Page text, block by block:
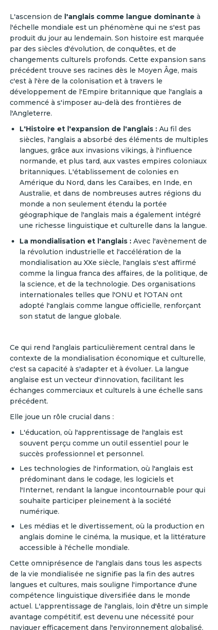
L'ascension de l'anglais comme langue dominante à
l'échelle mondiale est un phénomène qui ne s'est pas
produit du jour au lendemain. Son histoire est marquée
par des siècles d'évolution, de conquêtes, et de
changements culturels profonds. Cette expansion sans
précédent trouve ses racines dès le Moyen Âge, mais
c'est à l'ère de la colonisation et à travers le
développement de l'Empire britannique que l'anglais a
commencé à s'imposer au-delà des frontières de
l'Angleterre.
L'Histoire et l'expansion de l'anglais : Au fil des
siècles, l'anglais a absorbé des éléments de multiples
langues, grâce aux invasions vikings, à l'influence
normande, et plus tard, aux vastes empires coloniaux
britanniques. L'établissement de colonies en
Amérique du Nord, dans les Caraïbes, en Inde, en
Australie, et dans de nombreuses autres régions du
monde a non seulement étendu la portée
géographique de l'anglais mais a également intégré
une richesse linguistique et culturelle dans la langue.
La mondialisation et l'anglais : Avec l'avènement de
la révolution industrielle et l'accélération de la
mondialisation au XXe siècle, l'anglais s'est affirmé
comme la lingua franca des affaires, de la politique, de
la science, et de la technologie. Des organisations
internationales telles que l'ONU et l'OTAN ont
adopté l'anglais comme langue officielle, renforçant
son statut de langue globale.
Ce qui rend l'anglais particulièrement central dans le
contexte de la mondialisation économique et culturelle,
c'est sa capacité à s'adapter et à évoluer. La langue
anglaise est un vecteur d'innovation, facilitant les
échanges commerciaux et culturels à une échelle sans
précédent.
Elle joue un rôle crucial dans :
L'éducation, où l'apprentissage de l'anglais est
souvent perçu comme un outil essentiel pour le
succès professionnel et personnel.
Les technologies de l'information, où l'anglais est
prédominant dans le codage, les logiciels et
l'Internet, rendant la langue incontournable pour qui
souhaite participer pleinement à la société
numérique.
Les médias et le divertissement, où la production en
anglais domine le cinéma, la musique, et la littérature
accessible à l'échelle mondiale.
Cette omniprésence de l'anglais dans tous les aspects
de la vie mondialisée ne signifie pas la fin des autres
langues et cultures, mais souligne l'importance d'une
compétence linguistique diversifiée dans le monde
actuel. L'apprentissage de l'anglais, loin d'être un simple
avantage compétitif, est devenu une nécessité pour
naviguer efficacement dans l'environnement globalisé.